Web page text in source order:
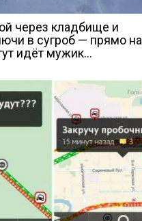
через кладбище и
в сугроб — прямо на
идёт мужик…